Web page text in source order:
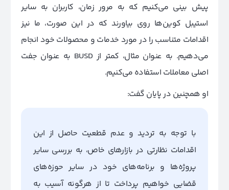
پیش بینی می‌کنیم که به مرور زمان، کاربران به سایر
استیبل کوین‌ها روی بیاورند که در این صورت، ما نیز
اقدامات متناسب را در مورد خدمات و محصولات خود انجام
می‌دهیم. به عنوان مثال، کمتر از BUSD به عنوان جفت
اصلی معاملات استفاده می‌کنیم.
او همچنین در پایان گفت:
با توجه به تردید و عدم قطعیت حاصل از این
اقدامات نظارتی در بازار‌های خاص، به بررسی سایر
پروژه‌ها و برنامه‌های خود در سایر حوزه‌های
قضایی خواهیم پرداخت تا از هرگونه آسیب به